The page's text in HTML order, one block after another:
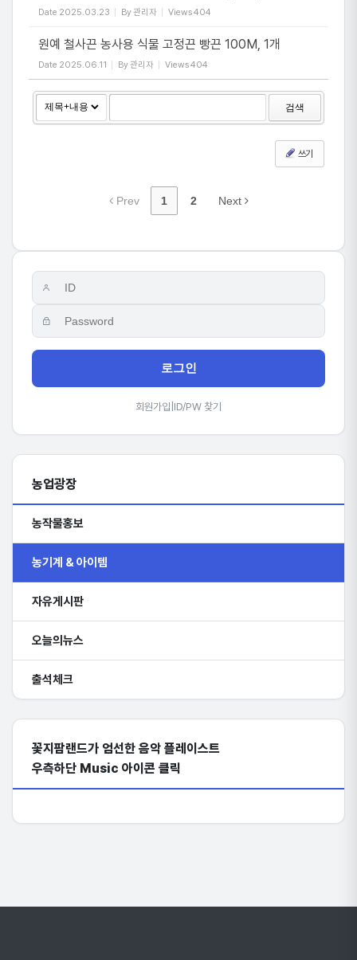
Date 2025.03.23 By관리자 Views404
원예 철사끈 농사용 식물 고정끈 빵끈 100M, 1개
Date 2025.06.11 By관리자 Views404
검색
쓰기
Prev 1 2 Next
로그인
회원가입 ID/PW 찾기
농업광장
농작물홍보
농기계 & 아이템
자유게시판
오늘의뉴스
출석체크
꽃지팜랜드가 엄선한 음악 플레이스트
우측하단 Music 아이콘 클릭